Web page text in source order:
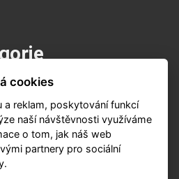
cookies
a reklam, poskytování funkcí
naší návštěvnosti využíváme
o tom, jak náš web
partnery pro sociální